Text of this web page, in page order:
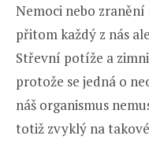
Nemoci nebo zranění
přitom každý z nás
Střevní potíže a
protože se jedná o
náš organismus
totiž zvyklý na